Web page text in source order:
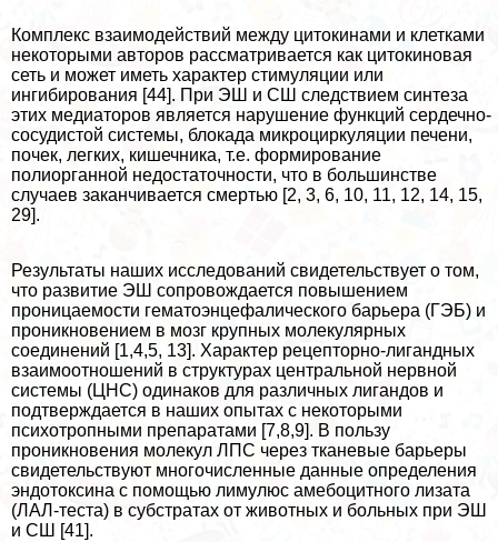
Комплекс взаимодействий между цитокинами и клетками
некоторыми авторов рассматривается как цитокиновая
сеть и может иметь хаpaктер стимуляции или
ингибирования [44]. При ЭШ и СШ следствием синтеза
этих медиаторов является нарушение функций сердечно-
сосудистой системы, блокада микроциркуляции печени,
почек, легких, кишечника, т.е. формирование
полиорганной недостаточности, что в большинстве
случаев заканчивается cмepтью [2, 3, 6, 10, 11, 12, 14, 15,
29].
Результаты наших исследований свидетельствует о том,
что развитие ЭШ сопровождается повышением
проницаемости гематоэнцефалического барьера (ГЭБ) и
проникновением в мозг крупных молекулярных
соединений [1,4,5, 13]. Хаpaктер рецепторно-лигандных
взаимоотношений в структурах центральной нервной
системы (ЦНС) одинаков для различных лигандов и
подтверждается в наших опытах с некоторыми
психотропными препаратами [7,8,9]. В пользу
проникновения молекул ЛПС через тканевые барьеры
свидетельствуют многочисленные данные определения
эндотоксина с помощью лимулюс амебоцитного лизата
(ЛАЛ-теста) в субстратах от животных и больных при ЭШ
и СШ [41].